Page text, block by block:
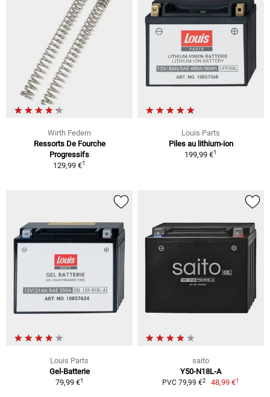
Wirth Federn
Ressorts De Fourche
Progressifs
129,99 €1
Louis Parts
Piles au lithium-ion
199,99 €1
Louis Parts
Gel-Batterie
79,99 €1
saito
Y50-N18L-A
PVC 79,99 €2 48,99 €1